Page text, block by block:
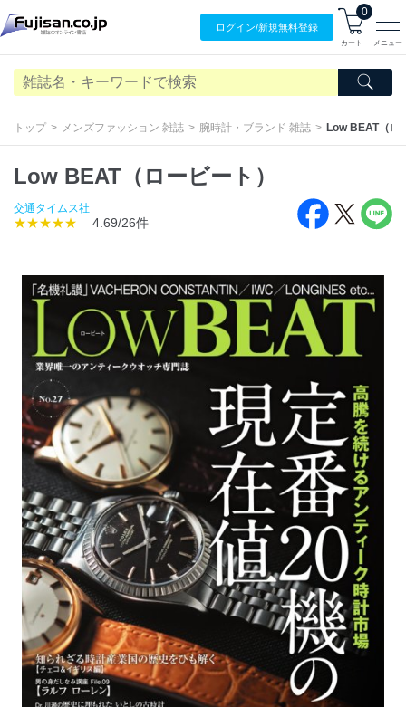
ログイン/新規無料登録
0
カート メニュー
トップ メンズファッション 雑誌 腕時計・ブランド 雑誌 Low BEAT（ロ
Low BEAT（ロービート）
交通タイムス社
★★★★★ 4.69/26件